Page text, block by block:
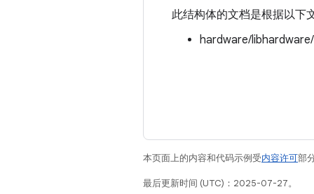
此结构体的文档是根据以下
hardware/
本页面上的内容和代码示例受内容许可部
最后更新时间 (UTC)：2025-07-27。